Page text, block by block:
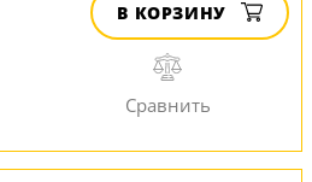
В КОРЗИНУ